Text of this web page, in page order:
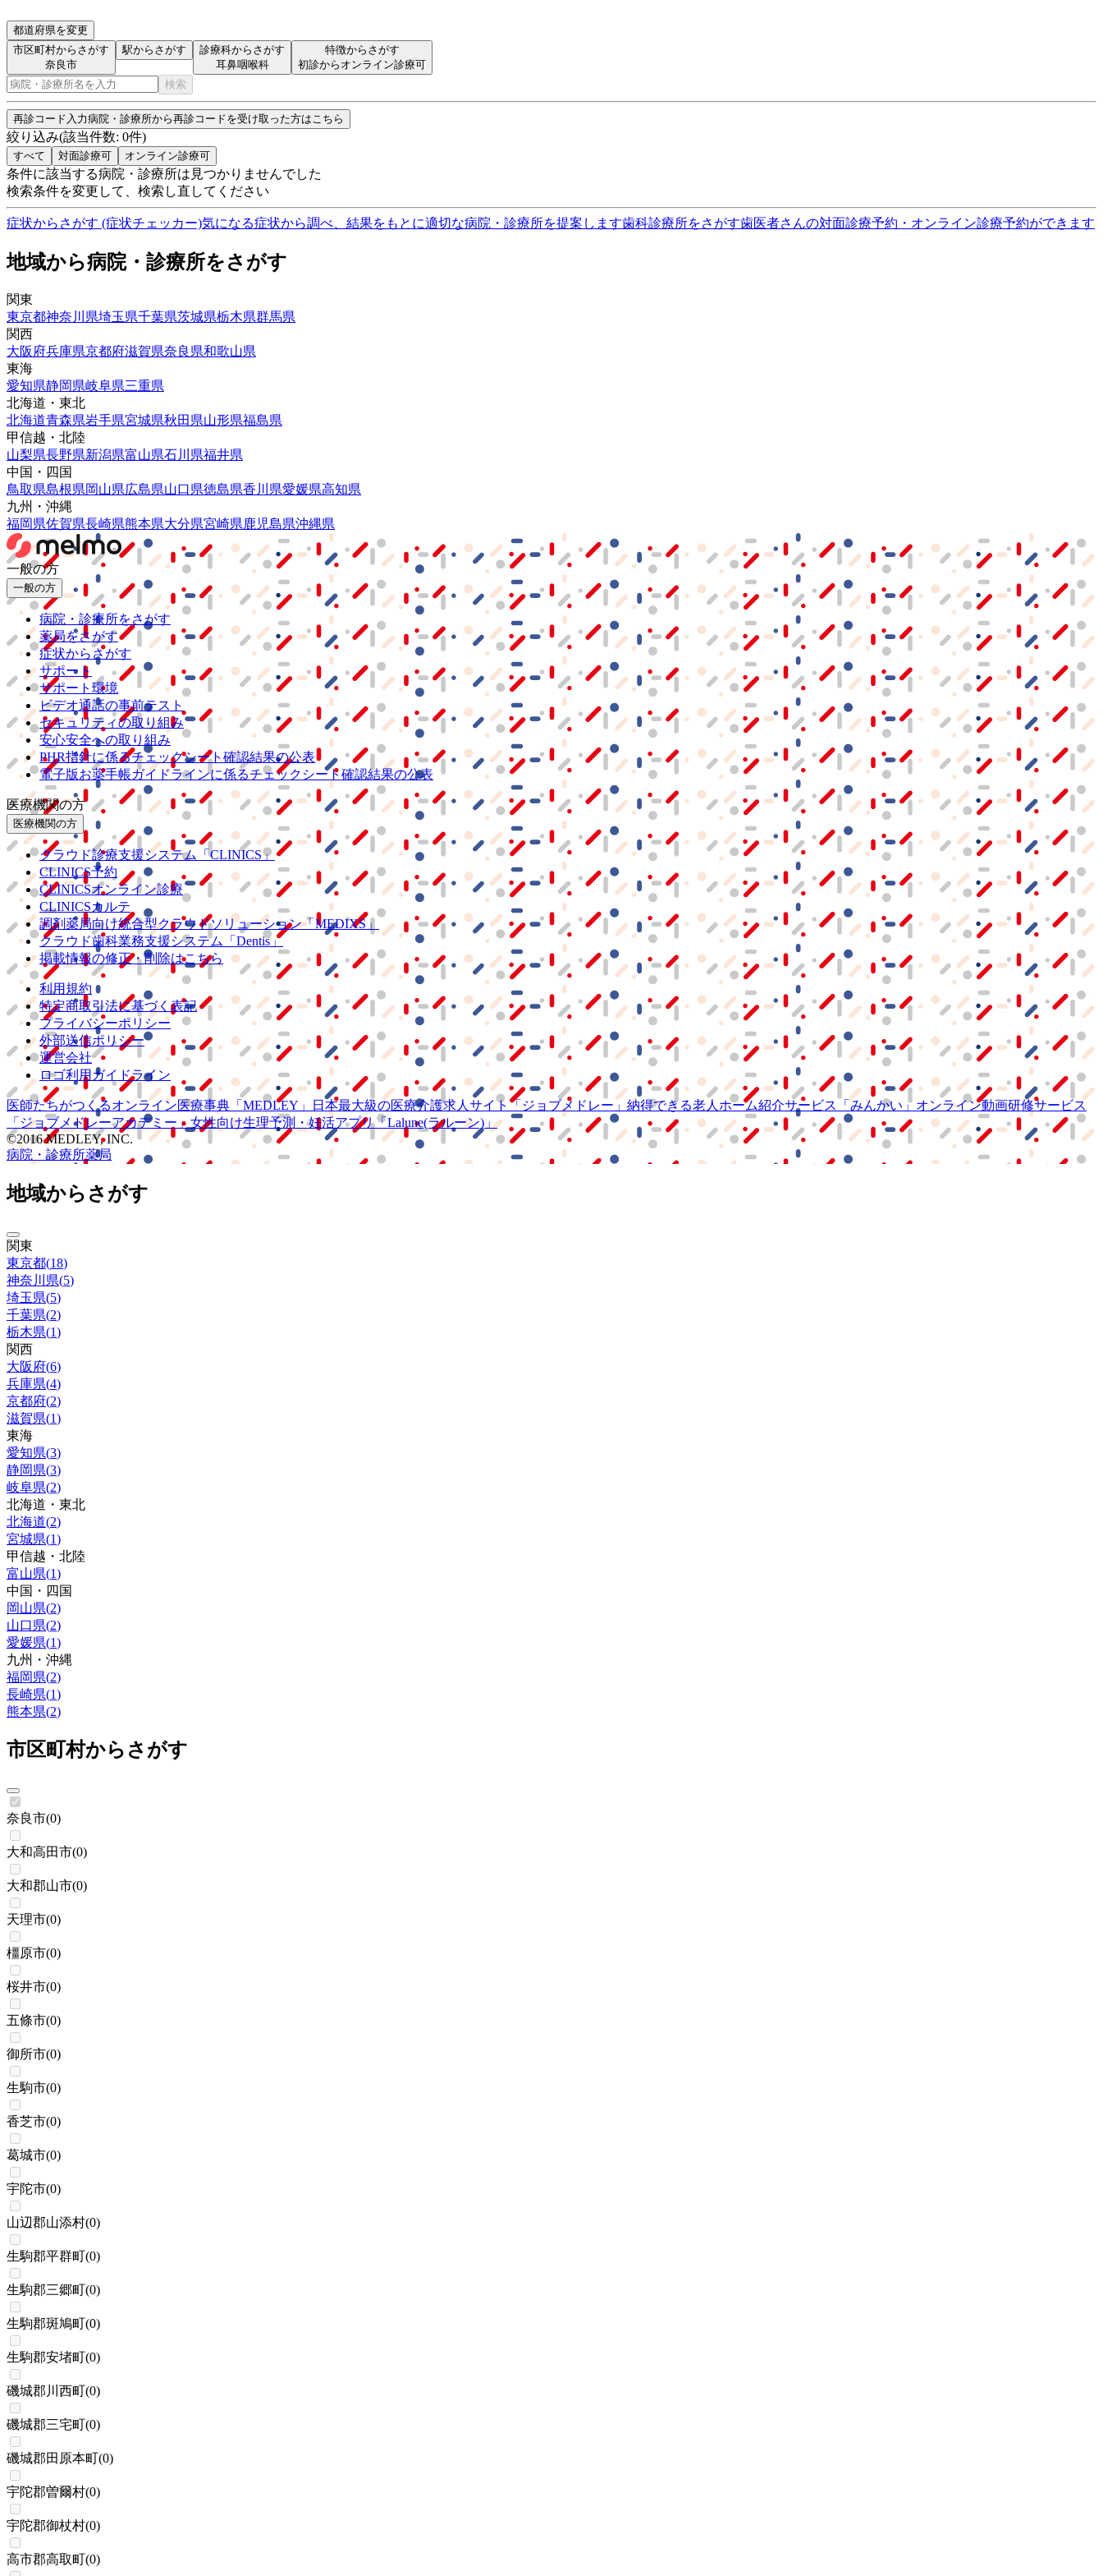
都道府県を変更
市区町村からさがす
奈良市
駅からさがす
診療科からさがす
耳鼻咽喉科
特徴からさがす
初診からオンライン診療可
検索
再診コード入力病院・診療所から再診コードを受け取った方はこちら
絞り込み(該当件数: 0件)
すべて 対面診療可 オンライン診療可
条件に該当する病院・診療所は見つかりませんでした
検索条件を変更して、検索し直してください
症状からさがす (症状チェッカー)気になる症状から調べ、結果をもとに適切な病院・診療所を提案します歯科診療所をさがす歯医者さんの対面診療予約・オンライン診療予約ができます
地域から病院・診療所をさがす
関東
東京都神奈川県埼玉県千葉県茨城県栃木県群馬県
関西
大阪府兵庫県京都府滋賀県奈良県和歌山県
東海
愛知県静岡県岐阜県三重県
北海道・東北
北海道青森県岩手県宮城県秋田県山形県福島県
甲信越・北陸
山梨県長野県新潟県富山県石川県福井県
中国・四国
鳥取県島根県岡山県広島県山口県徳島県香川県愛媛県高知県
九州・沖縄
福岡県佐賀県長崎県熊本県大分県宮崎県鹿児島県沖縄県
一般の方
一般の方
病院・診療所をさがす
薬局をさがす
症状からさがす
サポート
サポート環境
ビデオ通話の事前テスト
セキュリティの取り組み
安心安全への取り組み
PHR指針に係るチェックシート確認結果の公表
電子版お薬手帳ガイドラインに係るチェックシート確認結果の公表
医療機関の方
医療機関の方
クラウド診療支援システム
「CLINICS」
CLINICS予約
CLINICSオンライン診療
CLINICSカルテ
調剤薬局向け統合型クラウドソリューション「MEDIXS」
クラウド歯科業務支援システム
「Dentis」
掲載情報の修正・削除はこちら
利用規約
特定商取引法に基づく表記
プライバシーポリシー
外部送信ポリシー
運営会社
ロゴ利用ガイドライン
医師たちがつくるオンライン医療事典 「MEDLEY」 日本最大級の医療介護求人サイト 「ジョブメドレー」 納得できる老人ホーム紹介サービス 「みんかい」 オンライン動画研修サービス
「ジョブメドレーアカデミー」 女性向け生理予測・妊活アプリ「Lalune(ラルーン)」
©2016 MEDLEY, INC.
病院・診療所薬局
地域からさがす
関東
東京都(18)
神奈川県(5)
埼玉県(5)
千葉県(2)
栃木県(1)
関西
大阪府(6)
兵庫県(4)
京都府(2)
滋賀県(1)
東海
愛知県(3)
静岡県(3)
岐阜県(2)
北海道・東北
北海道(2)
宮城県(1)
甲信越・北陸
富山県(1)
中国・四国
岡山県(2)
山口県(2)
愛媛県(1)
九州・沖縄
福岡県(2)
長崎県(1)
熊本県(2)
市区町村からさがす
奈良市(0)
大和高田市(0)
大和郡山市(0)
天理市(0)
橿原市(0)
桜井市(0)
五條市(0)
御所市(0)
生駒市(0)
香芝市(0)
葛城市(0)
宇陀市(0)
山辺郡山添村(0)
生駒郡平群町(0)
生駒郡三郷町(0)
生駒郡斑鳩町(0)
生駒郡安堵町(0)
磯城郡川西町(0)
磯城郡三宅町(0)
磯城郡田原本町(0)
宇陀郡曽爾村(0)
宇陀郡御杖村(0)
高市郡高取町(0)